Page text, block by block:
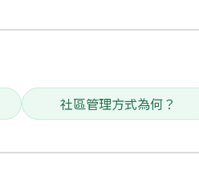
社區管理方式為何？